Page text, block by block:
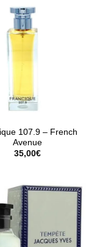
107.9 – French
Avenue
35,00€